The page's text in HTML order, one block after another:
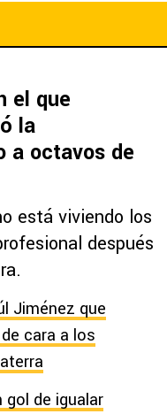
el que
la
a octavos de
está viviendo los
después
Jiménez que
cara a los
gol de igualar